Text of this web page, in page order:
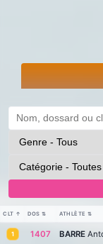
CLT ↑ DOS ⇅ ATHLÈTE ⇅
1 1407 BARRE